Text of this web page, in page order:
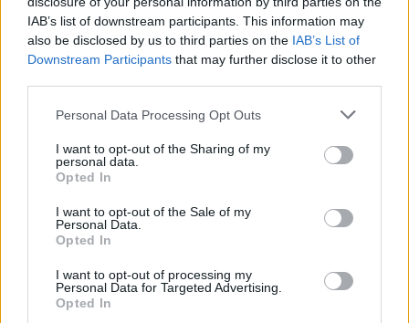
IAB’s list of downstream participants. This information may
also be disclosed by us to third parties on the IAB’s List of
Downstream Participants that may further disclose it to other
Personal Data Processing Opt Outs
I want to opt-out of the Sharing of my
personal data.
Opted In
I want to opt-out of the Sale of my
Personal Data.
Opted In
I want to opt-out of processing my
Personal Data for Targeted Advertising.
Opted In